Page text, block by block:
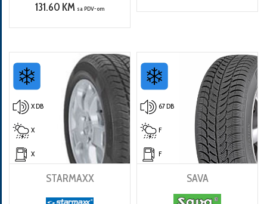
131.60 KM sa PDV-om
X DB
X
X
STARMAXX
67 DB
F
F
SAVA